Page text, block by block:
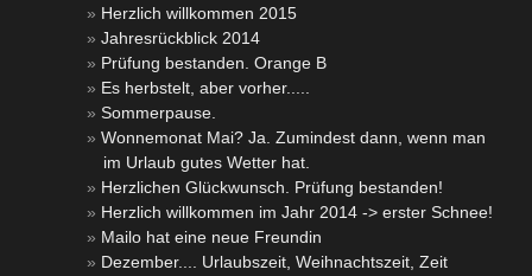
Herzlich willkommen 2015
Jahresrückblick 2014
Prüfung bestanden. Orange B
Es herbstelt, aber vorher.....
Sommerpause.
Wonnemonat Mai? Ja. Zumindest dann, wenn man
im Urlaub gutes Wetter hat.
Herzlichen Glückwunsch. Prüfung bestanden!
Herzlich willkommen im Jahr 2014 -> erster Schnee!
Mailo hat eine neue Freundin
Dezember.... Urlaubszeit, Weihnachtszeit, Zeit